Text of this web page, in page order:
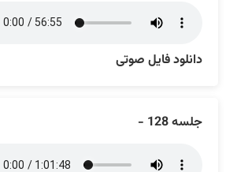
دانلود فایل صوتی
جلسه 128 -